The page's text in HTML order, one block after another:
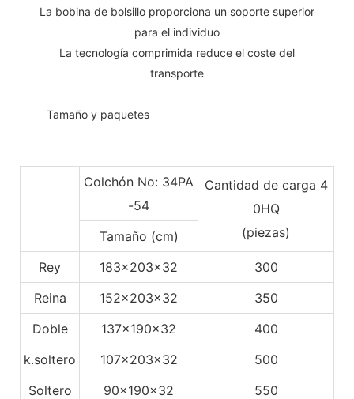
La bobina de bolsillo proporciona un soporte superior
para el individuo
La tecnología comprimida reduce el coste del
transporte
Tamaño y paquetes
Colchón No: 34PA
-54
Cantidad de carga 4
0HQ
(piezas)
Tamaño (cm)
Rey
183x203x32
300
Reina
152x203x32
350
Doble
137x190x32
400
k.soltero
107x203x32
500
Soltero
90x190x32 550